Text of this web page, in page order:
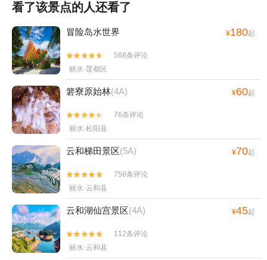
看了该景点的人还看了
冒险岛水世界 ¥180起


568条评论
丽水·莲都区
箬寮原始林(4A) ¥60起


76条评论
丽水·松阳县
云和梯田景区(5A) ¥70起


758条评论
丽水·云和县
云和湖仙宫景区(4A) ¥45起


112条评论
丽水·云和县